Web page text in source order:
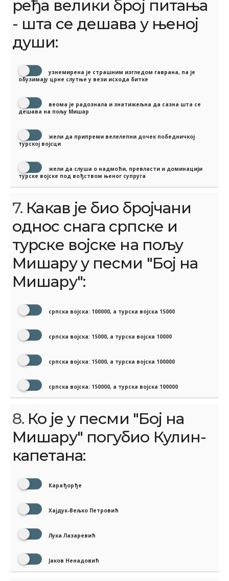
ређа велики број питања
- шта се дешава у њеној
души:
узнемирена је страшним изгледом гаврана, па је
обузимају црне слутње у вези исхода битке
веома је радознала и знатижељна да сазна шта се
дешава на пољу Мишар
жели да припреми велелепни дочек победничкој
турској војсци
жели да слуша о надмоћи, превласти и доминацији
турске војске под вођством њеног супруга
7. Какав је био бројчани
однос снага српске и
турске војске на пољу
Мишару у песми "Бој на
Мишару":
српска војска: 100000, а турска војска 15000
српска војска: 15000, а турска војска 10000
српска војска: 15000, а турска војска 100000
српска војска: 150000, а турска војска 100000
8. Ко је у песми "Бој на
Мишару" погубио Кулин-
капетана:
Карађорђе
Хајдук-Вељко Петровић
Лука Лазаревић
Јаков Ненадовић